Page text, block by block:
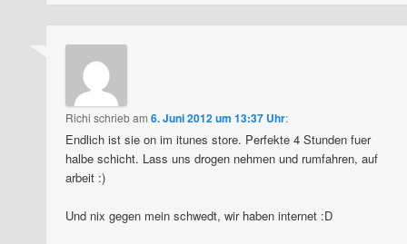
Richi schriebam6. Juni 2012 um 13:37 Uhr:
Endlich ist sie on im itunes store. Perfekte 4 Stunden fuer
halbe schicht. Lass uns drogen nehmen und rumfahren, auf
arbeit :)
Und nix gegen mein schwedt, wir haben internet :D